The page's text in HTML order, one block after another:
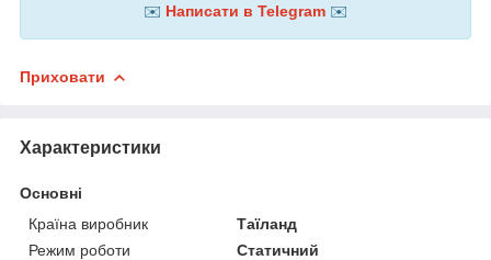
✉️ Написати в Telegram ✉️
Приховати
Характеристики
Основні
Країна виробник
Таїланд
Режим роботи
Статичний